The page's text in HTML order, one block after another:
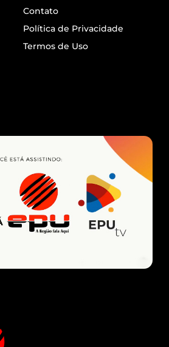
Contato
Política de Privacidade
Termos de Uso